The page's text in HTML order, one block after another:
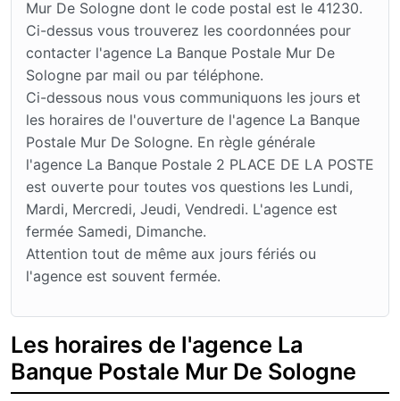
Mur De Sologne dont le code postal est le 41230.
Ci-dessus vous trouverez les coordonnées pour
contacter l'agence La Banque Postale Mur De
Sologne par mail ou par téléphone.
Ci-dessous nous vous communiquons les jours et
les horaires de l'ouverture de l'agence La Banque
Postale Mur De Sologne. En règle générale
l'agence La Banque Postale 2 PLACE DE LA POSTE
est ouverte pour toutes vos questions les Lundi,
Mardi, Mercredi, Jeudi, Vendredi. L'agence est
fermée Samedi, Dimanche.
Attention tout de même aux jours fériés ou
l'agence est souvent fermée.
Les horaires de l'agence La
Banque Postale Mur De Sologne